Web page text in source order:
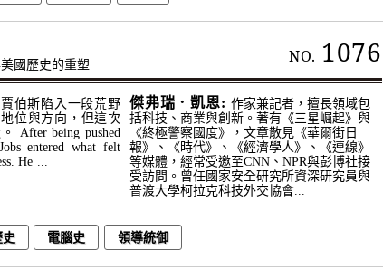
國歷史的重塑 NO. 1076
伯斯陷入一段荒野
位與方向，但這次
After being pushed
entered what felt
He ...
傑弗瑞．凱恩: 作家兼記者，擅長領域包
括科技、商業與創新。著有《三星崛起》與
《終極警察國度》，文章散見《華爾街日
報》、《時代》、《經濟學人》、《連線》
等媒體，經常受邀至CNN、NPR與彭博社接
受訪問。曾任國家安全研究所資深研究員與
普渡大學柯拉克科技外交協會...
史 電腦史 領導統御